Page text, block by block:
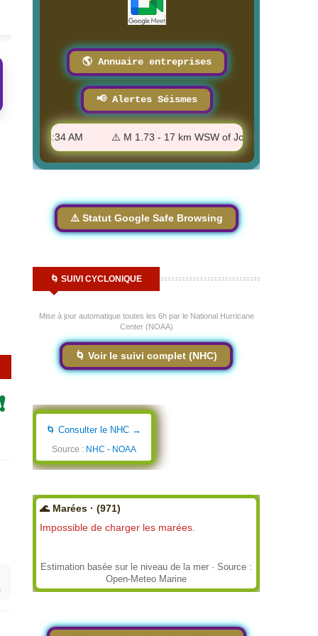
🌎 Annuaire entreprises
📢 Alertes Séismes
- 12:34:34 AM ⚠️ M 1.73 - 17 km WSW of Johannesburg, CA -
⚠️ Statut Google Safe Browsing
🌀 SUIVI CYCLONIQUE
Mise à jour automatique toutes les 6h par le National Hurricane
Center (NOAA)
🌀 Voir le suivi complet (NHC)
🌀 Consulter le NHC →
Source : NHC - NOAA
🌊 Marées · (971)
Impossible de charger les marées.
Estimation basée sur le niveau de la mer · Source :
Open-Meteo Marine